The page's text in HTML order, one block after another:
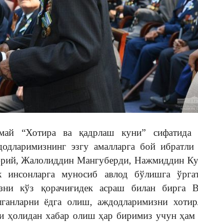
“Хотира ва қадрлаш куни” сифатида
эзгу амалларга бой ибратли
Жалолиддин Мангуберди, Нажмиддин
муносиб авлод бўлишга
кўз қорачиғидек асраш билан бирга
ёдга олиш, аждодларимизни
ҳолидан хабар олиш ҳар биримиз учун ҳам